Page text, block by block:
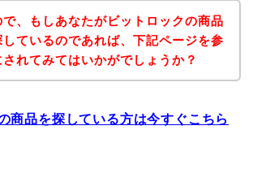
で、もしあなたがビットロックの商品
しているのであれば、下記ページを参
されてみてはいかがでしょうか？
商品を探している方は今すぐこちら